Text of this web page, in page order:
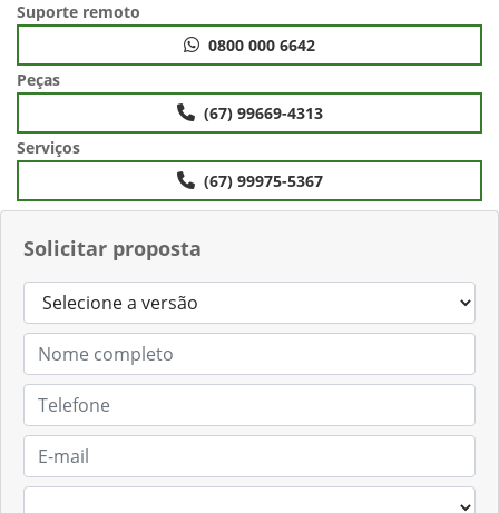
Solicitar proposta
Suporte remoto
0800 000 6642
Peças
(67) 99669-4313
Serviços
(67) 99975-5367